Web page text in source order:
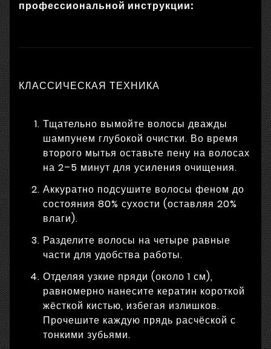
профессиональной инструкции:
КЛАССИЧЕСКАЯ ТЕХНИКА
Тщательно вымойте волосы дважды
шампунем глубокой очистки. Во время
второго мытья оставьте пену на волосах
на 2–5 минут для усиления очищения.
Аккуратно подсушите волосы феном до
состояния 80% сухости (оставляя 20%
влаги).
Разделите волосы на четыре равные
части для удобства работы.
Отделяя узкие пряди (около 1 см),
равномерно нанесите кератин короткой
жёсткой кистью, избегая излишков.
Прочешите каждую прядь расчёской с
тонкими зубьями.